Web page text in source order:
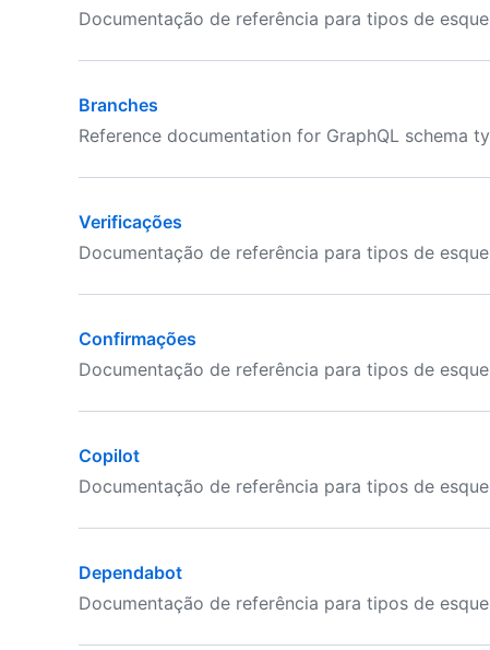
Documentação de referência para tipos de
Branches
Reference documentation for GraphQL schema
Verificações
Documentação de referência para tipos de
Confirmações
Documentação de referência para tipos de
Copilot
Documentação de referência para tipos de
Dependabot
Documentação de referência para tipos de